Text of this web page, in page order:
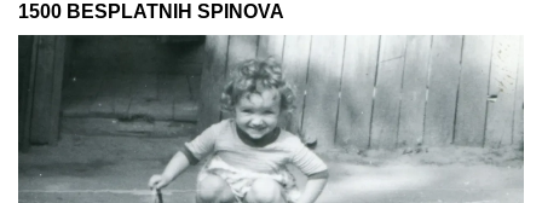
Dete sa autizmom polivali vodom i mazali mu lak na
usta: Potresno iskustvo žene iz vrtića za Mame